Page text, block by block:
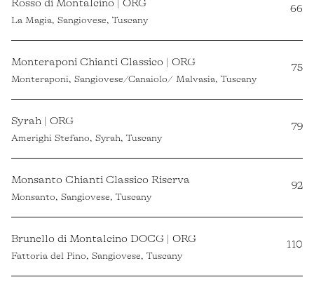
Rosso di Montalcino | ORG
La Magia, Sangiovese, Tuscany
66
Monteraponi Chianti Classico | ORG
Monteraponi, Sangiovese/Canaiolo/ Malvasia, Tuscany
75
Syrah | ORG
Amerighi Stefano, Syrah, Tuscany
79
Monsanto Chianti Classico Riserva
Monsanto, Sangiovese, Tuscany
92
Brunello di Montalcino DOCG | ORG
Fattoria del Pino, Sangiovese, Tuscany
110